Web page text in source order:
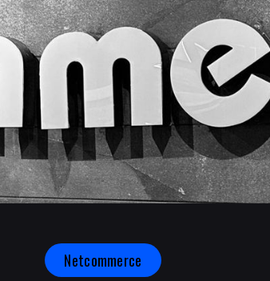
Netcommerce